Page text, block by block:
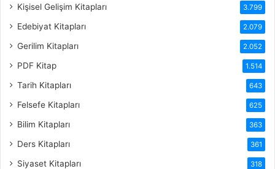
Kişisel Gelişim Kitapları 3.799
Edebiyat Kitapları 2.079
Gerilim Kitapları 2.052
PDF Kitap 1.514
Tarih Kitapları 643
Felsefe Kitapları 625
Bilim Kitapları 363
Ders Kitapları 361
Siyaset Kitapları 318